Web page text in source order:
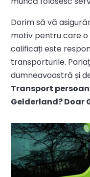
Dorim să vă
motiv pentru care
calificați este
transporturile.
dumneavoastră și
Transport
Gelderland? Doar